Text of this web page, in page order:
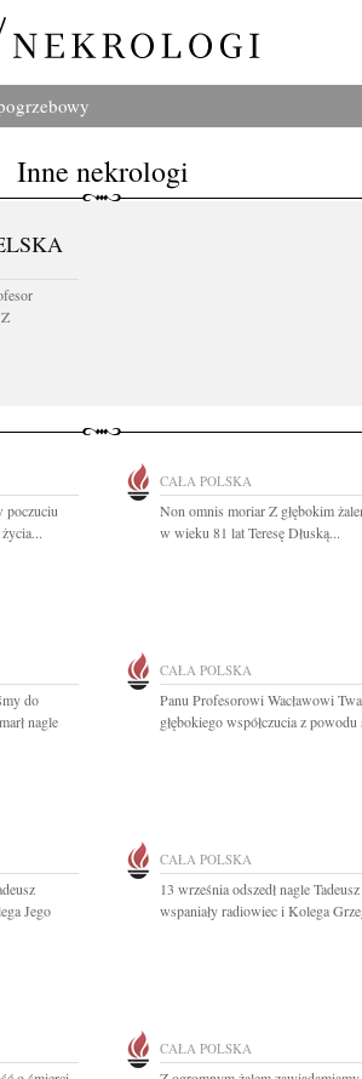
Inne nekrologi
poczuciu
CAŁA POLSKA
Non omnis moriar Z głębokim
w wieku 81 lat Teresę Dłuską...
do
nagle
CAŁA POLSKA
Panu Profesorowi Wacławowi
głębokiego współczucia z
Jego
CAŁA POLSKA
13 września odszedł nagle
wspaniały radiowiec i Kolega
CAŁA POLSKA